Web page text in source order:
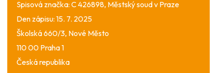
Spisová značka: C 426898, Městský soud v Praze
Den zápisu: 15. 7. 2025
Školská 660/3, Nové Město
110 00 Praha 1
Česká republika